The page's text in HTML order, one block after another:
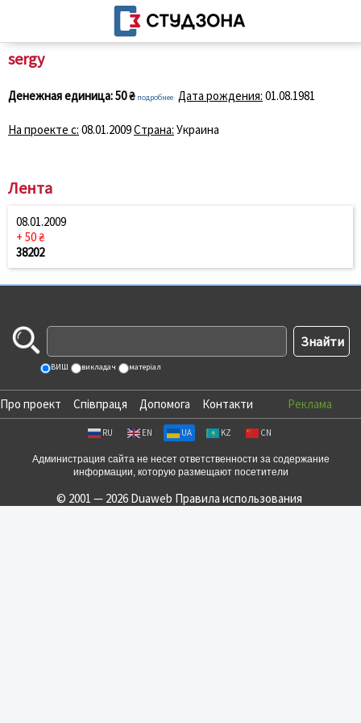
sergу
Денежная единица:50 ₴ подробнее Дата рождения: 01.08.1981
На проекте с: 08.01.2009Страна: Украина
Лента
08.01.2009
+ 50 ₴
38202
ВИШ викладач матеріал
Про проект Співпраця Допомога Контакти Реклама
RU EN UA KZ CN
Администрация сайта не несет ответственности за содержание
информации, которую размещают посетители
© 2001 — 2026 Duaweb Правила использования